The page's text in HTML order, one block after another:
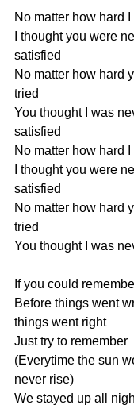
No matter how hard
thought you were
satisfied
No matter how hard
tried
You thought was
satisfied
No matter how hard
thought you were
satisfied
No matter how hard
tried
You thought was
If you could
Before things went
things went right
Just try to remember
(Everytime the sun
never rise)
We stayed up all